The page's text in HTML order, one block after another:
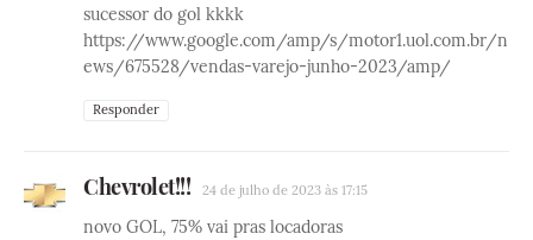
sucessor do gol kkkk
https://www.google.com/amp/s/motor1.uol.com.br/n
ews/675528/vendas-varejo-junho-2023/amp/
Responder
Chevrolet!!! 24 de julho de 2023 às 17:15
novo GOL, 75% vai pras locadoras